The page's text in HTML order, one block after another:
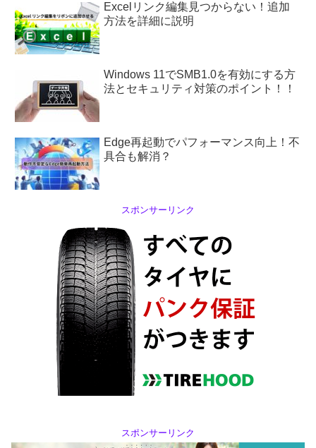
Excelリンク編集見つからない！追加
方法を詳細に説明
Windows 11でSMB1.0を有効にする方
法とセキュリティ対策のポイント！！
Edge再起動でパフォーマンス向上！不
具合も解消？
スポンサーリンク
スポンサーリンク